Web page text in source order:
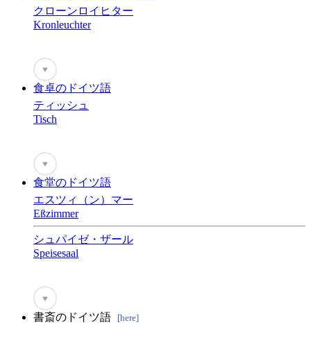
クローンロイヒター
Kronleuchter
♥
食卓のドイツ語
ティッシュ
Tisch
♥
食堂のドイツ語
エスツィ（ン）マー
Eßzimmer
シュパイゼ・ザール
Speisesaal
♥
書斎のドイツ語 [here]